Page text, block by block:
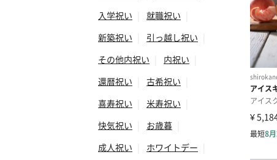
入学祝い
就職祝い
新築祝い
引っ越し祝い
その他内祝い
内祝い
還暦祝い
古希祝い
喜寿祝い
米寿祝い
快気祝い
お歳暮
成人祝い
ホワイトデー